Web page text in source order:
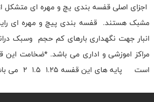
اجزای اصلی قفسه بندی یچ و مهره ای متشکل
مشبک هستند. قفسه بندی پیچ و مهره ای
انبار جهت نگهداری بارهای کم حجم وسبک
است پایه های این قفسه 1.25 1.5 2 می باشد